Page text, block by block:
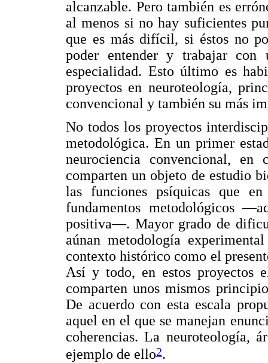
alcanzable. Pero también es
al menos si no hay suficientes
que es más difícil, si éstos no
poder entender y trabajar
especialidad. Esto último es
proyectos en neuroteología,
convencional y también su más
No todos los proyectos
metodológica. En un primer
neurociencia convencional, en
comparten un objeto de estudio
las funciones psíquicas que
fundamentos metodológicos
positiva—. Mayor grado de
aúnan metodología
contexto histórico como el
Así y todo, en estos proyectos
comparten unos mismos
De acuerdo con esta escala
aquel en el que se manejan
coherencias. La neuroteología,
ejemplo de ello2.